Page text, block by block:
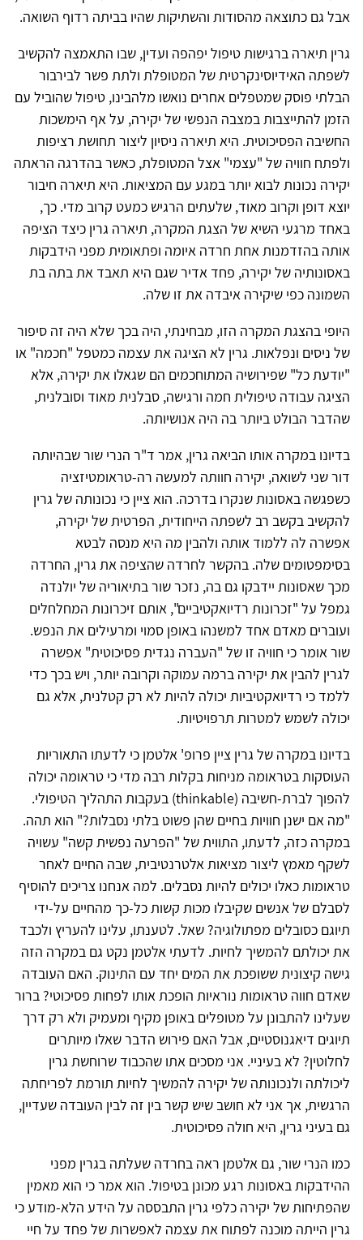
אבל גם כתוצאה מהסודות והשתיקות שהיו בביתה רדוף השואה.
גרין תיארה ברגישות טיפול יפהפה ועדין, שבו התאמצה להקשיב
לשפתה האידיוסינקרטית של המטופלת ולתת פשר לבירבור
הבלתי פוסק שמטפלים אחרים נואשו מלהבינו, טיפול שהוביל עם
הזמן להתייצבות במצבה הנפשי של יקירה, על אף הימשכות
החשיבה הפסיכוטית. היא תיארה ניסיון ליצור תחושת רציפות
ולפתח חוויה של "עצמי" אצל המטופלת, כאשר בהדרגה הראתה
יקירה נכונות לבוא יותר במגע עם המציאות. היא תיארה חיבור
יוצא דופן וקרוב מאוד, שלעתים הרגיש כמעט קרוב מדי. כך,
באחד מרגעי השיא של הצגת המקרה, תיארה גרין כיצד הציפה
אותה בהזדמנות אחת חרדה איומה ופתאומית מפני הידבקות
באסונותיה של יקירה, פחד אדיר שגם היא תאבד את בתה בת
השמונה כפי שיקירה איבדה את זו שלה.
היופי בהצגת המקרה הזו, מבחינתי, היה בכך שלא היה זה סיפור
של ניסים ונפלאות. גרין לא הציגה את עצמה כמטפל "חכמה" או
"יודעת כל" שפירושיה המתוחכמים הם שגאלו את יקירה, אלא
הציגה עבודה טיפולית חמה ורגישה, סבלנית מאוד וסובלנית,
שהדבר הבולט ביותר בה היה אנושיותה.
בדיונו במקרה אותו הביאה גרין, אמר ד"ר הנרי שור שבהיותה
דור שני לשואה, יקירה חוותה למעשה רה-טראומטיזציה
כשפגשה באסונות שנקרו בדרכה. הוא ציין כי נכונותה של גרין
להקשיב בקשב רב לשפתה הייחודית, הפרטית של יקירה,
אפשרה לה ללמוד אותה ולהבין מה היא מנסה לבטא
בסימפטומים שלה. בהקשר לחרדה שהציפה את גרין, החרדה
מכך שאסונות יידבקו גם בה, נזכר שור בתיאוריה של יולנדה
גמפל על "זכרונות רדיואקטיביים", אותם זיכרונות המחלחלים
ועוברים מאדם אחד למשנהו באופן סמוי ומרעילים את הנפש.
שור אומר כי חוויה זו של "העברה נגדית פסיכוטית" אפשרה
לגרין להבין את יקירה ברמה עמוקה וקרובה יותר, ויש בכך כדי
ללמד כי רדיואקטיביות יכולה להיות לא רק קטלנית, אלא גם
יכולה לשמש למטרות תרפויטיות.
בדיונו במקרה של גרין ציין פרופ' אלטמן כי לדעתו התאוריות
העוסקות בטראומה מניחות בקלות רבה מדי כי טראומה יכולה
להפוך לברת-חשיבה (thinkable) בעקבות התהליך הטיפולי.
"מה אם ישנן חוויות בחיים שהן פשוט בלתי נסבלות?" הוא תהה.
במקרה כזה, לדעתו, התווית של "הפרעה נפשית קשה" עשויה
לשקף מאמץ ליצור מציאות אלטרנטיבית, שבה החיים לאחר
טראומות כאלו יכולים להיות נסבלים. למה אנחנו צריכים להוסיף
לסבלם של אנשים שקיבלו מכות קשות כל-כך מהחיים על-ידי
תיוגם כסובלים מפתולוגיה? שאל. לטענתו, עלינו להעריץ ולכבד
את יכולתם להמשיך לחיות. לדעתי אלטמן נקט גם במקרה הזה
גישה קיצונית ששופכת את המים יחד עם התינוק. האם העובדה
שאדם חווה טראומות נוראיות הופכת אותו לפחות פסיכוטי? ברור
שעלינו להתבונן על מטופלים באופן מקיף ומעמיק ולא רק דרך
תיוגים דיאגנוסטיים, אבל האם פירוש הדבר שאלו מיותרים
לחלוטין? לא בעיניי. אני מסכים אתו שהכבוד שרוחשת גרין
ליכולתה ולנכונותה של יקירה להמשיך לחיות תורמת לפריחתה
הרגשית, אך אני לא חושב שיש קשר בין זה לבין העובדה שעדיין,
גם בעיני גרין, היא חולה פסיכוטית.
כמו הנרי שור, גם אלטמן ראה בחרדה שעלתה בגרין מפני
ההידבקות באסונות רגע מכונן בטיפול. הוא אמר כי הוא מאמין
שהפתיחות של יקירה כלפי גרין התבססה על הידע הלא-מודע כי
גרין הייתה מוכנה לפתוח את עצמה לאפשרות של פחד על חיי